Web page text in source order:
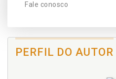
Fale conosco
PERFIL DO AUTOR